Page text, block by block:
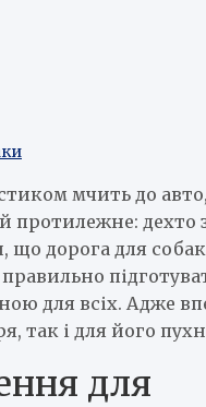
мчить до
протилежне: дехто
що дорога для
правильно
для всіх. Адже
так і для його
для